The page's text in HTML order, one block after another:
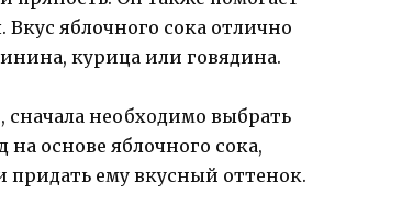
яблочного сока отлично
курица или говядина.
сначала необходимо выбрать
основе яблочного сока,
придать ему вкусный оттенок.